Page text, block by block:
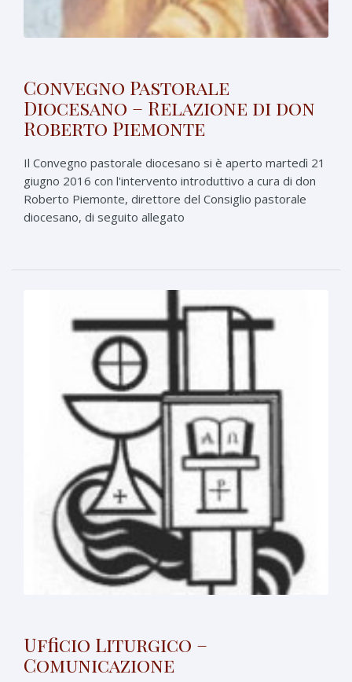
Convegno Pastorale
Diocesano – Relazione di don
Roberto Piemonte
Il Convegno pastorale diocesano si è aperto martedì 21
giugno 2016 con l'intervento introduttivo a cura di don
Roberto Piemonte, direttore del Consiglio pastorale
diocesano, di seguito allegato
Ufficio Liturgico –
Comunicazione